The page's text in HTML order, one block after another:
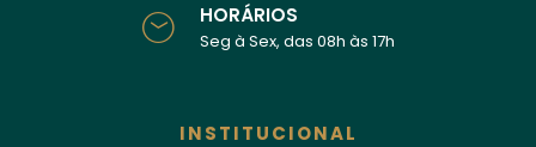
HORÁRIOS
Seg à Sex, das 08h às 17h
INSTITUCIONAL